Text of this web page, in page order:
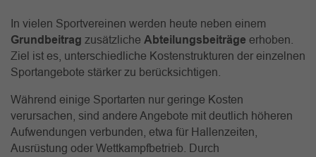
In vielen Sportvereinen werden heute neben einem
Grundbeitrag zusätzliche Abteilungsbeiträge erhoben.
Ziel ist es, unterschiedliche Kostenstrukturen der einzelnen
Sportangebote stärker zu berücksichtigen.
Während einige Sportarten nur geringe Kosten
verursachen, sind andere Angebote mit deutlich höheren
Aufwendungen verbunden, etwa für Hallenzeiten,
Ausrüstung oder Wettkampfbetrieb. Durch